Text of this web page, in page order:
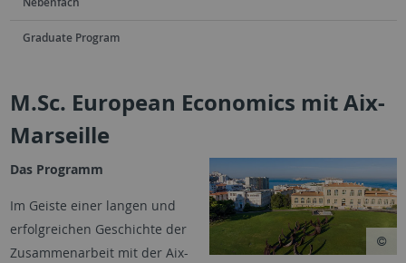
Graduate Program
M.Sc. European Economics mit Aix-
Marseille
Das Programm
Im Geiste einer langen und
erfolgreichen Geschichte der
Zusammenarbeit mit der Aix-